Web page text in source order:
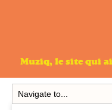
Muziq, le site qui